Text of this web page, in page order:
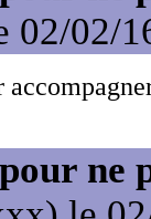
02/02/
ne